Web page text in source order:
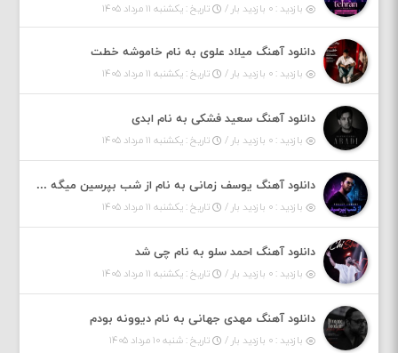
بازدید : ۰ بازدید بار / تاریخ : یکشنبه ۱۱ مرداد ۱۴۰۵
دانلود آهنگ میلاد علوی به نام خاموشه خطت
بازدید : ۰ بازدید بار / تاریخ : یکشنبه ۱۱ مرداد ۱۴۰۵
دانلود آهنگ سعید فشکی به نام ابدی
بازدید : ۰ بازدید بار / تاریخ : یکشنبه ۱۱ مرداد ۱۴۰۵
دانلود آهنگ یوسف زمانی به نام از شب بپرسین میگه چه روزگاری دارم
بازدید : ۰ بازدید بار / تاریخ : یکشنبه ۱۱ مرداد ۱۴۰۵
دانلود آهنگ احمد سلو به نام چی شد
بازدید : ۰ بازدید بار / تاریخ : یکشنبه ۱۱ مرداد ۱۴۰۵
دانلود آهنگ مهدی جهانی به نام دیوونه بودم
بازدید : ۰ بازدید بار / تاریخ : شنبه ۱۰ مرداد ۱۴۰۵